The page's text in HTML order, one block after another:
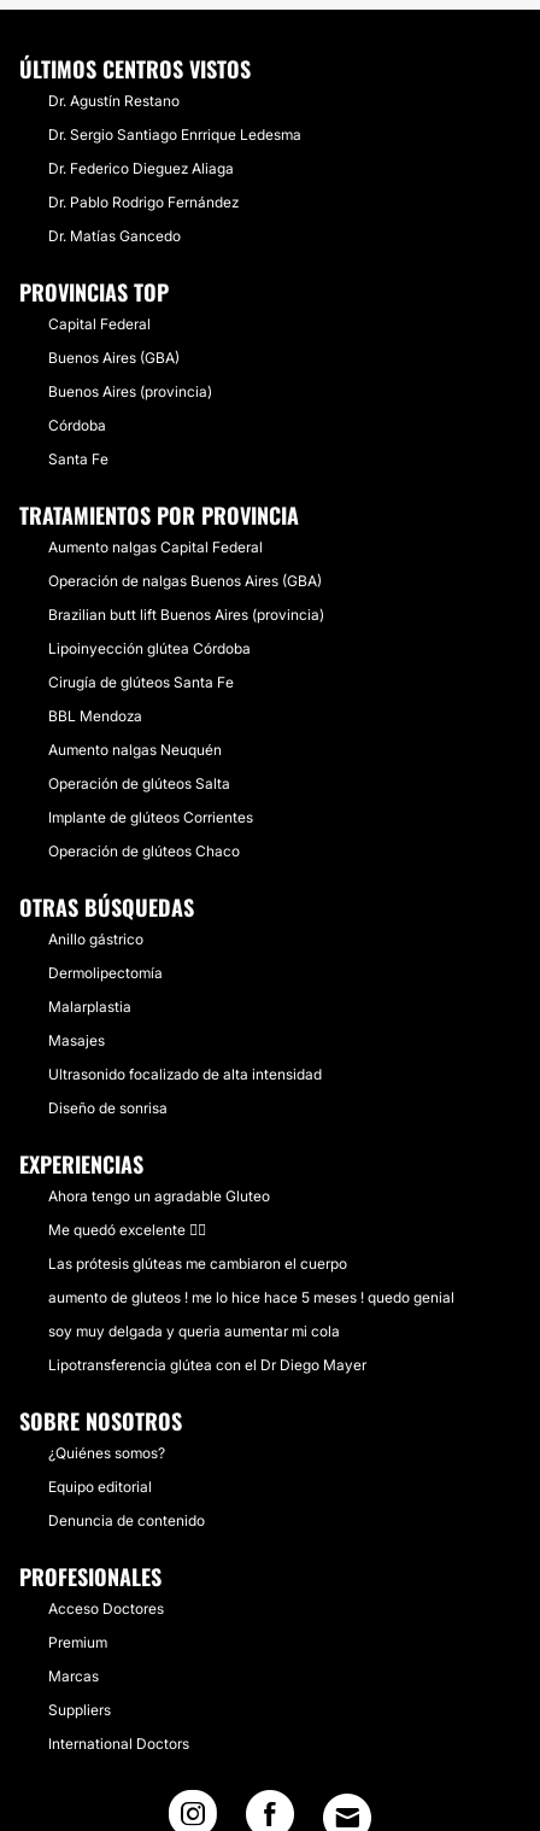
ÚLTIMOS CENTROS VISTOS
Dr. Agustín Restano
Dr. Sergio Santiago Enrrique Ledesma
Dr. Federico Dieguez Aliaga
Dr. Pablo Rodrigo Fernández
Dr. Matías Gancedo
PROVINCIAS TOP
Capital Federal
Buenos Aires (GBA)
Buenos Aires (provincia)
Córdoba
Santa Fe
TRATAMIENTOS POR PROVINCIA
Aumento nalgas Capital Federal
Operación de nalgas Buenos Aires (GBA)
Brazilian butt lift Buenos Aires (provincia)
Lipoinyección glútea Córdoba
Cirugía de glúteos Santa Fe
BBL Mendoza
Aumento nalgas Neuquén
Operación de glúteos Salta
Implante de glúteos Corrientes
Operación de glúteos Chaco
OTRAS BÚSQUEDAS
Anillo gástrico
Dermolipectomía
Malarplastia
Masajes
Ultrasonido focalizado de alta intensidad
Diseño de sonrisa
EXPERIENCIAS
Ahora tengo un agradable Gluteo
Me quedó excelente 👌🏻
Las prótesis glúteas me cambiaron el cuerpo
aumento de gluteos ! me lo hice hace 5 meses ! quedo genial
soy muy delgada y queria aumentar mi cola
Lipotransferencia glútea con el Dr Diego Mayer
SOBRE NOSOTROS
¿Quiénes somos?
Equipo editorial
Denuncia de contenido
PROFESIONALES
Acceso Doctores
Premium
Marcas
Suppliers
International Doctors